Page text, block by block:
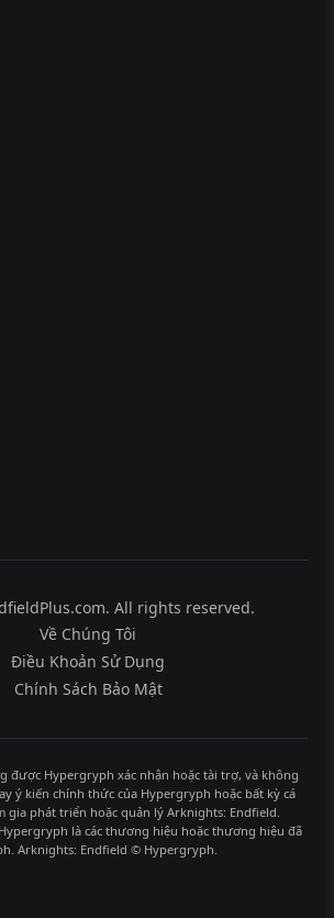
All rights reserved.
Về Chúng Tôi
Điều Khoản Sử Dụng
Chính Sách Bảo Mật
được Hypergryph xác nhận hoặc tài trợ, và không
ý kiến chính thức của Hypergryph hoặc bất kỳ cá
gia phát triển hoặc quản lý Arknights: Endfield.
là các thương hiệu hoặc thương hiệu đã
Arknights: Endfield © Hypergryph.